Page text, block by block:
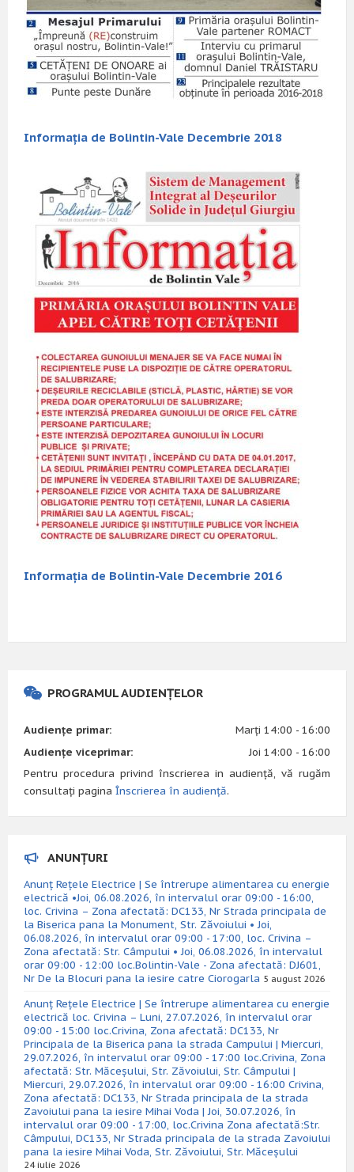
Informația de Bolintin-Vale Decembrie 2018
Informația de Bolintin-Vale Decembrie 2016
PROGRAMUL AUDIENȚELOR
Audiențe primar:
Marți 14:00 - 16:00
Audiențe viceprimar:
Joi 14:00 - 16:00
Pentru procedura privind înscrierea in audiență, vă rugăm
consultați pagina Înscrierea în audiență.
ANUNȚURI
Anunț Rețele Electrice | Se întrerupe alimentarea cu energie
electrică •Joi, 06.08.2026, în intervalul orar 09:00 - 16:00,
loc. Crivina – Zona afectată: DC133, Nr Strada principala de
la Biserica pana la Monument, Str. Zăvoiului • Joi,
06.08.2026, în intervalul orar 09:00 - 17:00, loc. Crivina –
Zona afectată: Str. Câmpului • Joi, 06.08.2026, în intervalul
orar 09:00 - 12:00 loc.Bolintin-Vale - Zona afectată: DJ601,
Nr De la Blocuri pana la iesire catre Ciorogarla 5 august 2026
Anunț Rețele Electrice | Se întrerupe alimentarea cu energie
electrică loc. Crivina – Luni, 27.07.2026, în intervalul orar
09:00 - 15:00 loc.Crivina, Zona afectată: DC133, Nr
Principala de la Biserica pana la strada Campului | Miercuri,
29.07.2026, în intervalul orar 09:00 - 17:00 loc.Crivina, Zona
afectată: Str. Măceșului, Str. Zăvoiului, Str. Câmpului |
Miercuri, 29.07.2026, în intervalul orar 09:00 - 16:00 Crivina,
Zona afectată: DC133, Nr Strada principala de la strada
Zavoiului pana la iesire Mihai Voda | Joi, 30.07.2026, în
intervalul orar 09:00 - 17:00, loc.Crivina Zona afectată:Str.
Câmpului, DC133, Nr Strada principala de la strada Zavoiului
pana la iesire Mihai Voda, Str. Zăvoiului, Str. Măceșului
24 iulie 2026